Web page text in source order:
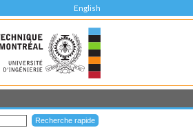
English